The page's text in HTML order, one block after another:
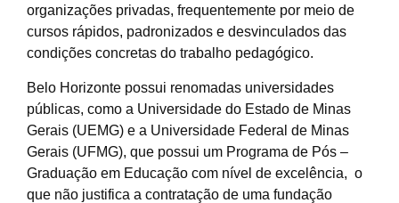
organizações privadas, frequentemente por meio de
cursos rápidos, padronizados e desvinculados das
condições concretas do trabalho pedagógico.
Belo Horizonte possui renomadas universidades
públicas, como a Universidade do Estado de Minas
Gerais (UEMG) e a Universidade Federal de Minas
Gerais (UFMG), que possui um Programa de Pós –
Graduação em Educação com nível de excelência, o
que não justifica a contratação de uma fundação